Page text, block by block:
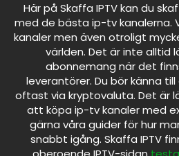
Här på Skaffa IPTV kan du
med de bästa ip-tv kanalerna.
kanaler men även otroligt
världen. Det är inte alltid
abonnemang när det
leverantörer. Du bör känna
oftast via kryptovaluta. Det är
att köpa ip-tv kanaler med
gärna våra guider för hur
snabbt igång. Skaffa IPTV